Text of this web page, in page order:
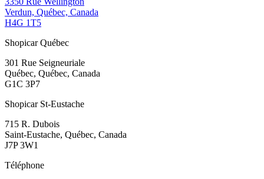
Verdun, Québec, Canada
H4G 1T5
Shopicar Québec
301 Rue Seigneuriale
Québec, Québec, Canada
G1C 3P7
Shopicar St-Eustache
715 R. Dubois
Saint-Eustache, Québec, Canada
J7P 3W1
Téléphone